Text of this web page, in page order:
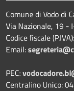
Comune di Vodo di
Via Nazionale, 19 -
Codice fiscale
Email:
PEC:
Centralino Unico: